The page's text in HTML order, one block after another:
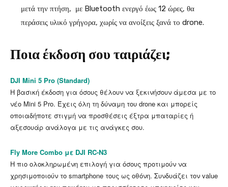
μετά την πτήση, με Bluetooth ενεργό έως 12 ώρες, θα
περάσεις υλικό γρήγορα, χωρίς να ανοίξεις ξανά το drone.
Ποια έκδοση σου ταιριάζει;
DJI Mini 5 Pro (Standard)
Η βασική έκδοση για όσους θέλουν να ξεκινήσουν άμεσα με το
νέο Mini 5 Pro. Έχεις όλη τη δύναμη του drone και μπορείς
οποιαδήποτε στιγμή να προσθέσεις έξτρα μπαταρίες ή
αξεσουάρ ανάλογα με τις ανάγκες σου.
Fly More Combo με DJI RC-N3
Η πιο ολοκληρωμένη επιλογή για όσους προτιμούν να
χρησιμοποιούν το smartphone τους ως οθόνη. Συνδυάζει τον value